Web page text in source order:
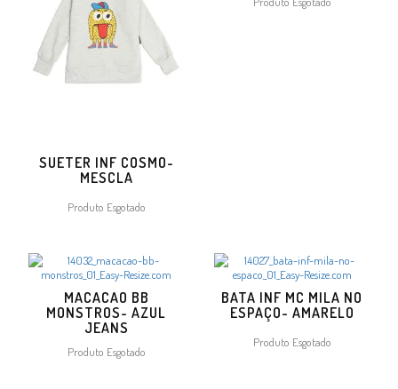
SUETER INF COSMO-
MESCLA
Produto Esgotado
MACACAO BB
MONSTROS- AZUL
JEANS
Produto Esgotado
BATA INF MC MILA NO
ESPAÇO- AMARELO
Produto Esgotado